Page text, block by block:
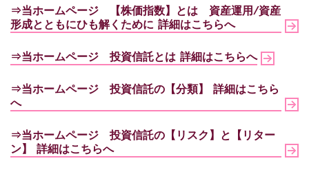
⇒当ホームページ
【株価指数】とは 資産運用/資産
形成とともにひも解くために 詳細はこちらへ
⇒当ホームページ 投資信託とは 詳細はこちらへ
⇒当ホームページ 投資信託の【分類】 詳細はこちら
へ
⇒当ホームページ 投資信託の【リスク】と【リター
ン】 詳細はこちらへ